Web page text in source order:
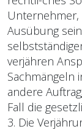
Unternehmer,
Ausübung
verjähren
Sachmängeln
andere
Fall die
3. Die